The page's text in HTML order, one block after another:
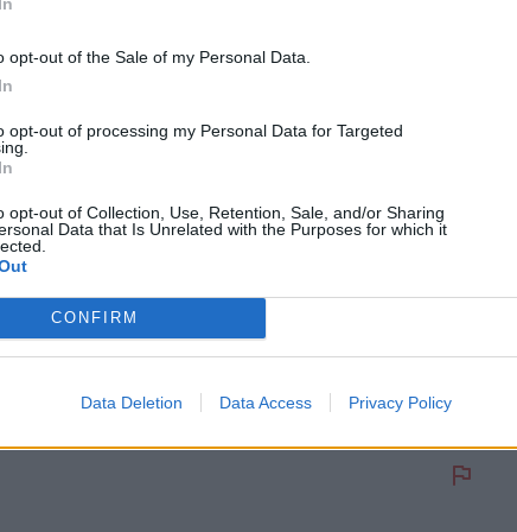
opt-out of the Sale of my Personal Data.
opt-out of processing my Personal Data for Targeted
opt-out of Collection, Use, Retention, Sale, and/or Sharing
Data that Is Unrelated with the Purposes for which it
CONFIRM
Data Deletion Data Access Privacy Policy
#csomagolás
#paprika
szólhat hozzá.
itt találod.
fel a kapcsolatot Herbert Gronemeyerrel